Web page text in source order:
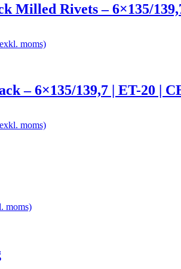
Milled Rivets – 6×135/
exkl. moms)
– 6×135/139,7 | ET-20 |
exkl. moms)
moms)